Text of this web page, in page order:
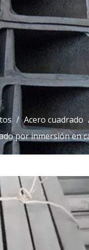
/ Acero cuadrado
por inmersión en